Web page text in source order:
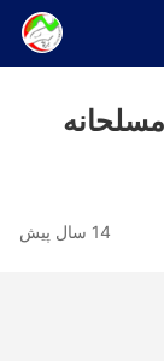
14 سال پیش